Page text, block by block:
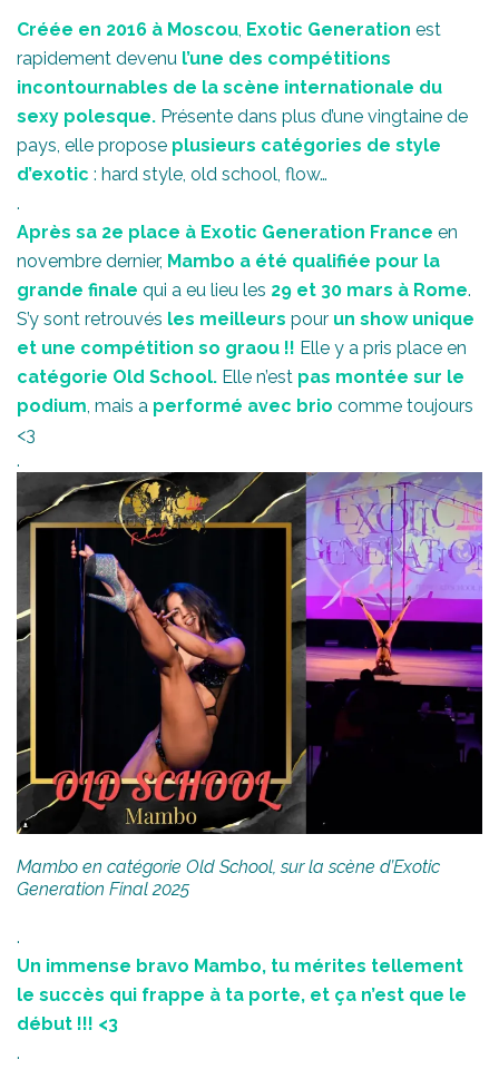
Créée en 2016 à Moscou, Exotic Generation est
rapidement devenu l’une des compétitions
incontournables de la scène internationale du
sexy polesque. Présente dans plus d’une vingtaine de
pays, elle propose plusieurs catégories de style
d’exotic : hard style, old school, flow…
.
Après sa 2e place à Exotic Generation France en
novembre dernier, Mambo a été qualifiée pour la
grande finale qui a eu lieu les 29 et 30 mars à Rome.
S’y sont retrouvés les meilleurs pour un show unique
et une compétition so graou !! Elle y a pris place en
catégorie Old School. Elle n’est pas montée sur le
podium, mais a performé avec brio comme toujours
<3
.
Mambo en catégorie Old School, sur la scène d’Exotic
Generation Final 2025
.
Un immense bravo Mambo, tu mérites tellement
le succès qui frappe à ta porte, et ça n’est que le
début !!! <3
.